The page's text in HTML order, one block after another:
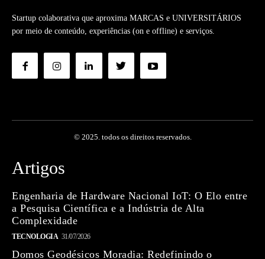
Startup colaborativa que aproxima MARCAS e UNIVERSITÁRIOS
por meio de conteúdo, experiências (on e offline) e serviços.
© 2025. todos os direitos reservados.
Artigos
Engenharia de Hardware Nacional IoT: O Elo entre
a Pesquisa Científica e a Indústria de Alta
Complexidade
TECNOLOGIA 31/07/2026
Domos Geodésicos Moradia: Redefinindo o